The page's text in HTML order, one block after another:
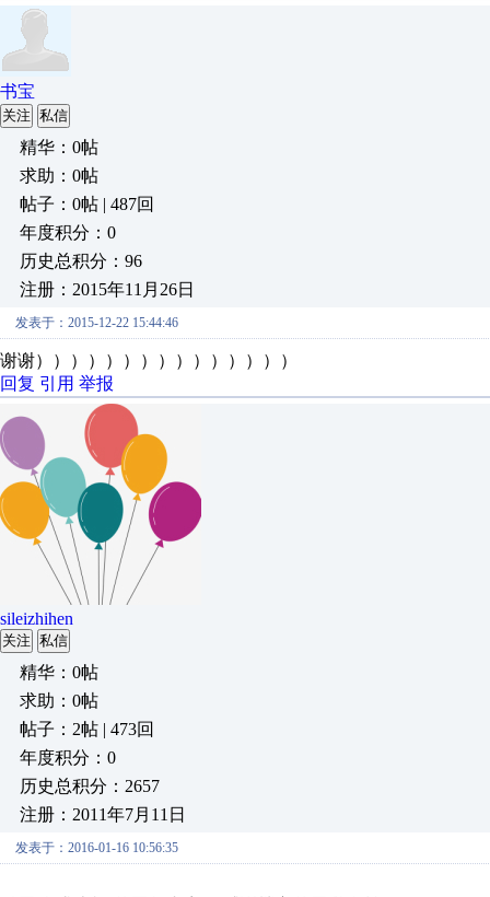
书宝
关注 私信
精华：0帖
求助：0帖
帖子：0帖 | 487回
年度积分：0
历史总积分：96
注册：2015年11月26日
发表于：2015-12-22 15:44:46
谢谢）））））））））））））））
回复 引用 举报
sileizhihen
关注 私信
精华：0帖
求助：0帖
帖子：2帖 | 473回
年度积分：0
历史总积分：2657
注册：2011年7月11日
发表于：2016-01-16 10:56:35